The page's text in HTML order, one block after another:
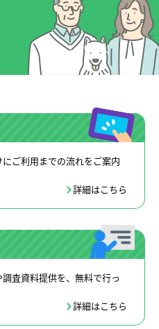
ご利用までの流れをご案内
詳細はこちら
査資料提供を、無料で行っ
詳細はこちら